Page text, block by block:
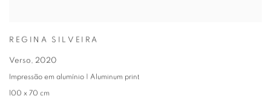
REGINA SILVEIRA
Verso, 2020
Impressão em alumínio | Aluminum print
100 x 70 cm